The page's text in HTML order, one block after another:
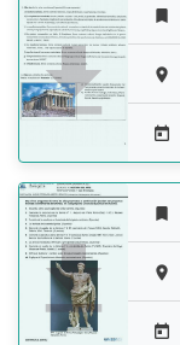







